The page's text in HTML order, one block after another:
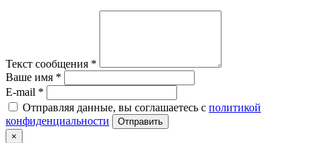
Текст сообщения *
Ваше имя *
E-mail *
Отправляя данные, вы соглашаетесь с политикой
конфиденциальности
Отправить
×